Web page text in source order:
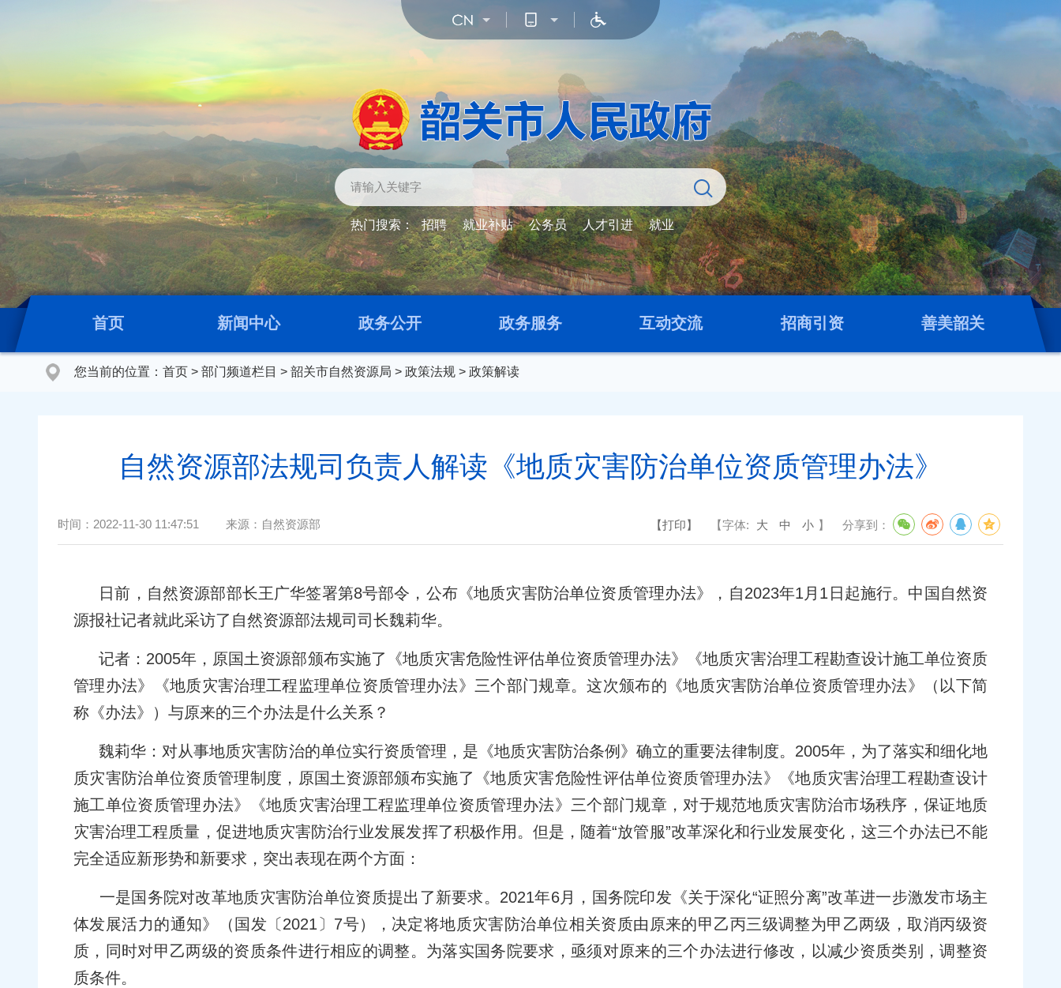
热门搜索： 招聘 就业补贴 公务员 人才引进 就业
首页 新闻中心 政务公开 政务服务 互动交流 招商引资 善美韶关
您当前的位置： 首页 > 部门频道栏目 > 韶关市自然资源局 > 政策法规 > 政策解读
自然资源部法规司负责人解读《地质灾害防治单位资质管理办法》
时间： 2022-11-30 11:47:51 来源： 自然资源部 【打印】 【字体: 大 中 小 】 分享到：
日前，自然资源部部长王广华签署第8号部令，公布《地质灾害防治单位资质管理办法》，自2023年1月1日起施行。中国自然资
源报社记者就此采访了自然资源部法规司司长魏莉华。
记者：2005年，原国土资源部颁布实施了《地质灾害危险性评估单位资质管理办法》《地质灾害治理工程勘查设计施工单位资质
管理办法》《地质灾害治理工程监理单位资质管理办法》三个部门规章。这次颁布的《地质灾害防治单位资质管理办法》（以下简
称《办法》）与原来的三个办法是什么关系？
魏莉华：对从事地质灾害防治的单位实行资质管理，是《地质灾害防治条例》确立的重要法律制度。2005年，为了落实和细化地
质灾害防治单位资质管理制度，原国土资源部颁布实施了《地质灾害危险性评估单位资质管理办法》《地质灾害治理工程勘查设计
施工单位资质管理办法》《地质灾害治理工程监理单位资质管理办法》三个部门规章，对于规范地质灾害防治市场秩序，保证地质
灾害治理工程质量，促进地质灾害防治行业发展发挥了积极作用。但是，随着“放管服”改革深化和行业发展变化，这三个办法已不能
完全适应新形势和新要求，突出表现在两个方面：
一是国务院对改革地质灾害防治单位资质提出了新要求。2021年6月，国务院印发《关于深化“证照分离”改革进一步激发市场主
体发展活力的通知》（国发〔2021〕7号），决定将地质灾害防治单位相关资质由原来的甲乙丙三级调整为甲乙两级，取消丙级资
质，同时对甲乙两级的资质条件进行相应的调整。为落实国务院要求，亟须对原来的三个办法进行修改，以减少资质类别，调整资
质条件。